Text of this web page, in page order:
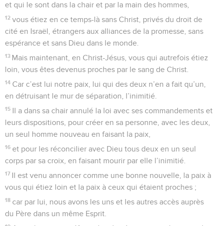
et qui le sont dans la chair et par la main des hommes,
12 vous étiez en ce temps-là sans Christ, privés du droit de
cité en Israël, étrangers aux alliances de la promesse, sans
espérance et sans Dieu dans le monde.
13 Mais maintenant, en Christ-Jésus, vous qui autrefois étiez
loin, vous êtes devenus proches par le sang de Christ.
14 Car c’est lui notre paix, lui qui des deux n’en a fait qu’un,
en détruisant le mur de séparation, l’inimitié.
15 Il a dans sa chair annulé la loi avec ses commandements et
leurs dispositions, pour créer en sa personne, avec les deux,
un seul homme nouveau en faisant la paix,
16 et pour les réconcilier avec Dieu tous deux en un seul
corps par sa croix, en faisant mourir par elle l’inimitié.
17 Il est venu annoncer comme une bonne nouvelle, la paix à
vous qui étiez loin et la paix à ceux qui étaient proches ;
18 car par lui, nous avons les uns et les autres accès auprès
du Père dans un même Esprit.